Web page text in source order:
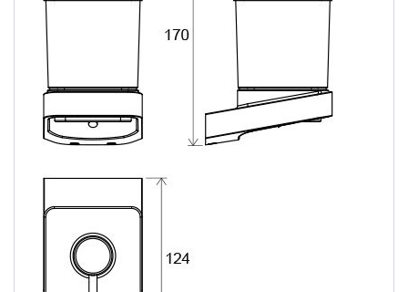
Душевые уголки
Поддоны для душа
Сиденья OVO для душевых уголков
Полотенцесушители
Гидромассаж для ванны
Душевые каналы